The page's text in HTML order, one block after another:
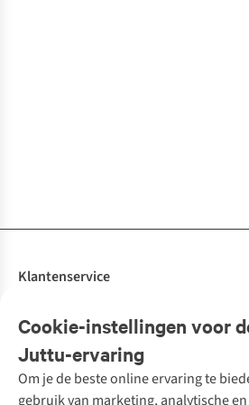
Cookie-instellingen voor
Juttu-ervaring
Om je de beste online ervaring te
gebruik van marketing, analytische
Klantenservice
Bestellen
Betalen
10% studentenkorting
Onze diensten
Tweedehands - ReJUsed
Kledingatelier
Juttu